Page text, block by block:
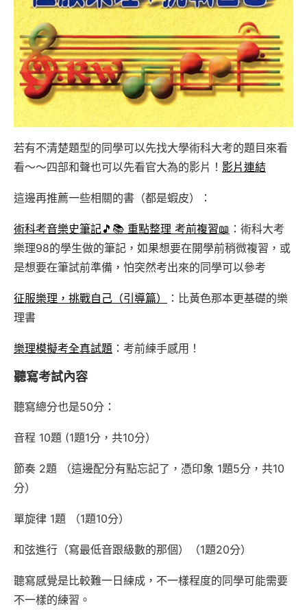
若有不清楚題型的同學可以先找大學術科大考的題目來看
看～～四部和聲也可以先看官大為的影片！ 影片連結
這邊再推薦一些相關的書（都是蝦皮）：
術科考音樂史筆記🎵📚 重點整理 考前複習📖 ：術科大考
樂理98的學生做的筆記，如果想要在開學前稍微複習，或
是想要在筆試前準備，怕突然考出來的同學可以參考
征服樂理，挑戰自己（引導篇）
：比黃色那本更基礎的樂
理書
樂理模擬考全真試題 ：考前練手感用！
聽寫考試內容
聽寫總分也是50分：
音程 10題 (1題1分，共10分）
節奏 2題 （這邊配分有點忘記了，憑印象 1題5分，共10
分）
單旋律 1題 （1題10分）
和弦進行（寫最低音跟級數的那個）（1題20分）
聽寫感覺是比較難一日練成，不一樣程度的同學可能需要
不一樣的練習。